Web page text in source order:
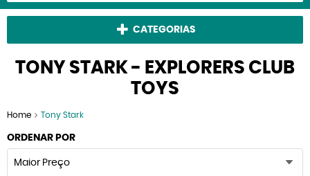
CATEGORIAS
TONY STARK - EXPLORERS CLUB
TOYS
Home Tony Stark
ORDENAR POR
Maior Preço